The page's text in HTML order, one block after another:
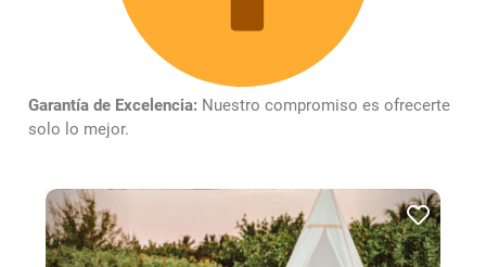
Garantía de Excelencia: Nuestro compromiso es ofrecerte
solo lo mejor.